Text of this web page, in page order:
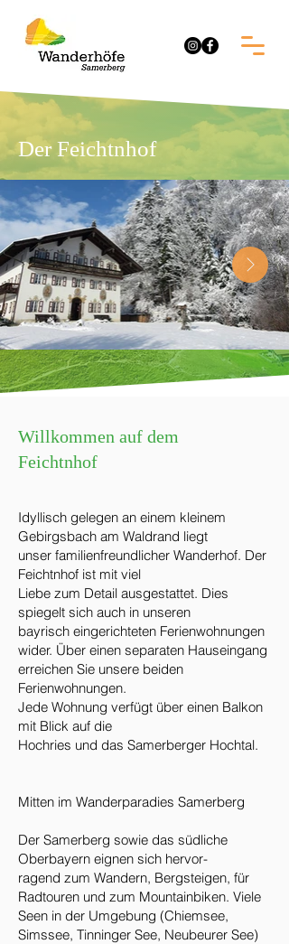
Der Feichtnhof
Willkommen auf dem
Feichtnhof
Idyllisch gelegen an einem kleinem
Gebirgsbach am Waldrand liegt
unser familienfreundlicher Wanderhof. Der
Feichtnhof ist mit viel
Liebe zum Detail ausgestattet. Dies
spiegelt sich auch in unseren
bayrisch eingerichteten Ferienwohnungen
wider. Über einen separaten Hauseingang
erreichen Sie unsere beiden
Ferienwohnungen.
Jede Wohnung verfügt über einen Balkon
mit Blick auf die
Hochries und das Samerberger Hochtal.
Mitten im Wanderparadies Samerberg
Der Samerberg sowie das südliche
Oberbayern eignen sich hervor-
ragend zum Wandern, Bergsteigen, für
Radtouren und zum Mountainbiken. Viele
Seen in der Umgebung (Chiemsee,
Simssee, Tinninger See, Neubeurer See)